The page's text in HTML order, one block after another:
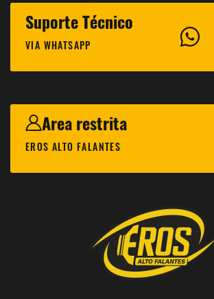
Suporte Técnico
VIA WHATSAPP
Area restrita
EROS ALTO FALANTES